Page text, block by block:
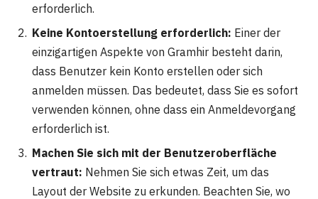
erforderlich.
Keine Kontoerstellung erforderlich: Einer der
einzigartigen Aspekte von Gramhir besteht darin,
dass Benutzer kein Konto erstellen oder sich
anmelden müssen. Das bedeutet, dass Sie es sofort
verwenden können, ohne dass ein Anmeldevorgang
erforderlich ist.
Machen Sie sich mit der Benutzeroberfläche
vertraut: Nehmen Sie sich etwas Zeit, um das
Layout der Website zu erkunden. Beachten Sie, wo